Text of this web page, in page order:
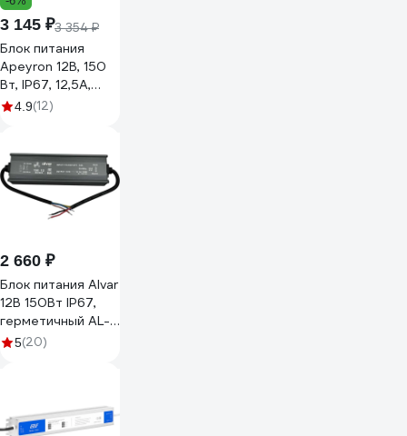
3 145 ₽3 354 ₽
Блок питания
Apeyron 12В, 150
Вт, IP67, 12,5А,
металл, 182х70х38
4.9(12)
2 660 ₽
Блок питания Alvar
12В 150Вт IP67,
герметичный AL-
1267150
5(20)